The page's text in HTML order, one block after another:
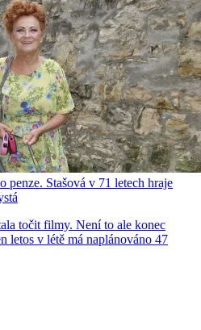
penze. Stašová v 71 letech hraje
točit filmy. Není to ale konec
letos v létě má naplánováno 47